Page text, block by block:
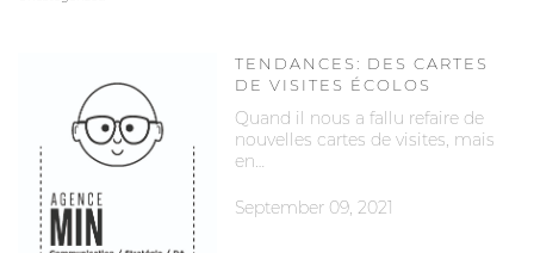
TENDANCES: DES CARTES
DE VISITES ÉCOLOS
Quand il nous a fallu refaire de
nouvelles cartes de visites, mais
en…
September 09, 2021